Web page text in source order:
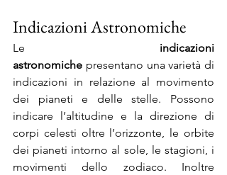
Indicazioni Astronomiche
Le indicazioni
astronomiche presentano una varietà di
indicazioni in relazione al movimento
dei pianeti e delle stelle. Possono
indicare l’altitudine e la direzione di
corpi celesti oltre l’orizzonte, le orbite
dei pianeti intorno al sole, le stagioni, i
movimenti dello zodiaco. Inoltre